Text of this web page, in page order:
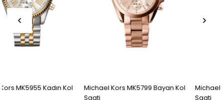
Michael Kors MK5799 Bayan Kol
Michael Kors MK5798 Bayan Kol